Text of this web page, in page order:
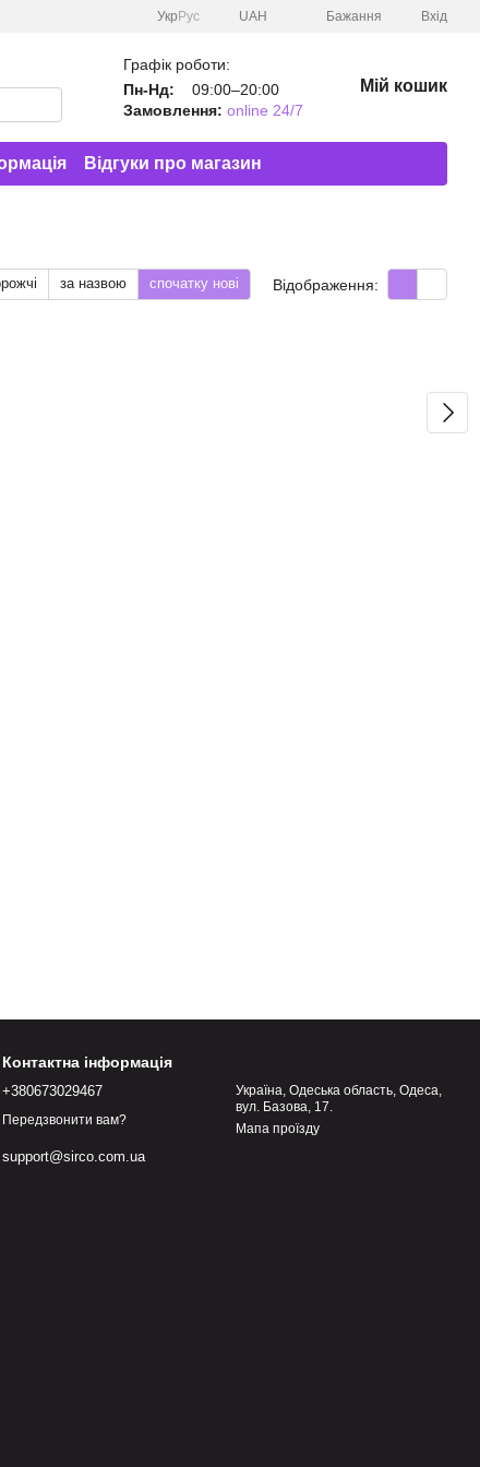
Укр Рус UAH Бажання Вхід
Графік роботи:
Пн-Нд:
09:00–20:00
Замовлення: online 24/7
Мій кошик
Відгуки про магазин
за назвою спочатку нові Відображення:
Контактна інформація
+380673029467
Передзвонити вам?
support@sirco.com.ua
Україна, Одеська область, Одеса,
вул. Базова, 17.
Мапа проїзду